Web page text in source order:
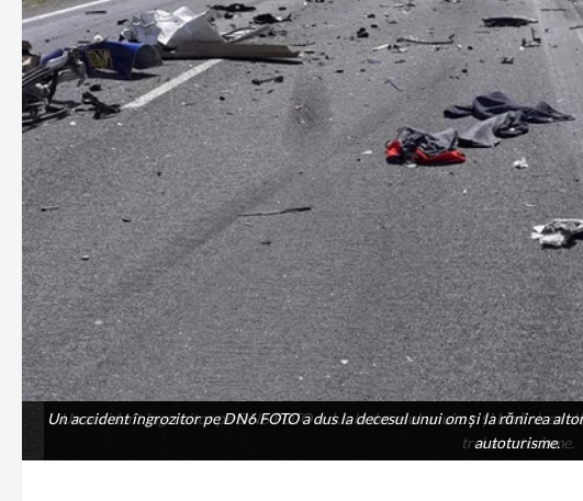
Un accident îngrozitor pe DN6 FOTO a dus la decesul unui om și la rănirea
trei autoturisme.
Un accident îngrozitor pe DN6 FOTO a dus la decesul unui om și la rănirea
autoturisme.